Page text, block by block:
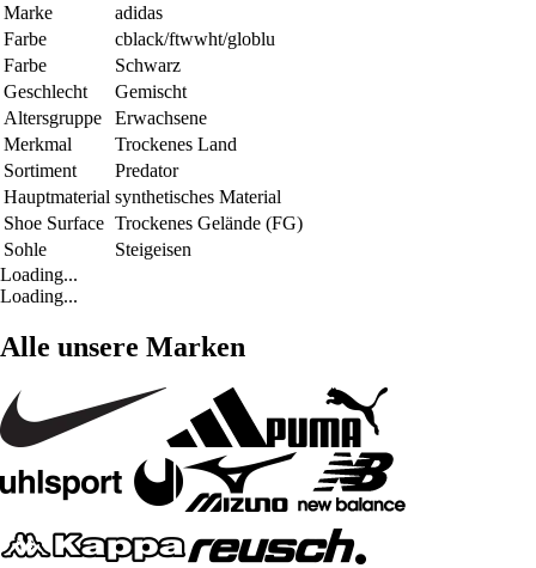
Marke
adidas
Farbe
cblack/ftwwht/globlu
Farbe
Schwarz
Geschlecht
Gemischt
Altersgruppe
Erwachsene
Merkmal
Trockenes Land
Sortiment
Predator
Hauptmaterial synthetisches Material
Shoe Surface Trockenes Gelände (FG)
Sohle
Steigeisen
Loading...
Loading...
Alle unsere Marken